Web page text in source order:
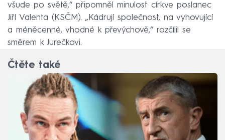
všude po světě,“ připomněl minulost církve poslanec
Jiří Valenta (KSČM). „Kádrují společnost, na vyhovující
a méněcenné, vhodné k převýchově,“ rozčílil se
směrem k Jurečkovi.
Čtěte také